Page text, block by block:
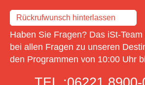
Rückrufwunsch hinterlassen
Haben Sie Fragen? Das iSt-
bei allen Fragen zu unseren
den Programmen von 10:00 Uhr